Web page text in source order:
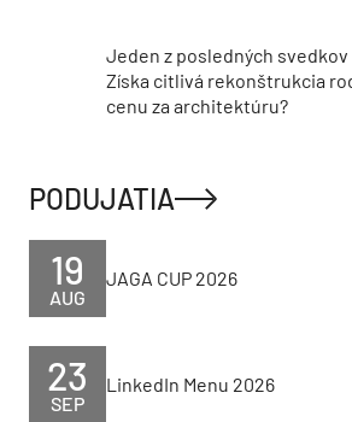
Jeden z posledných svedkov
Získa citlivá rekonštrukcia
cenu za architektúru?
PODUJATIA
AUG
19 JAGA CUP 2026
SEP
23 LinkedIn Menu 2026